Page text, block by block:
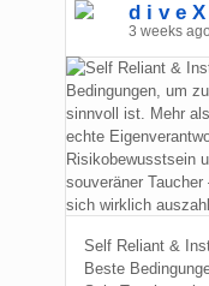
d i v e
3 weeks ago
Self Reliant &
Beste